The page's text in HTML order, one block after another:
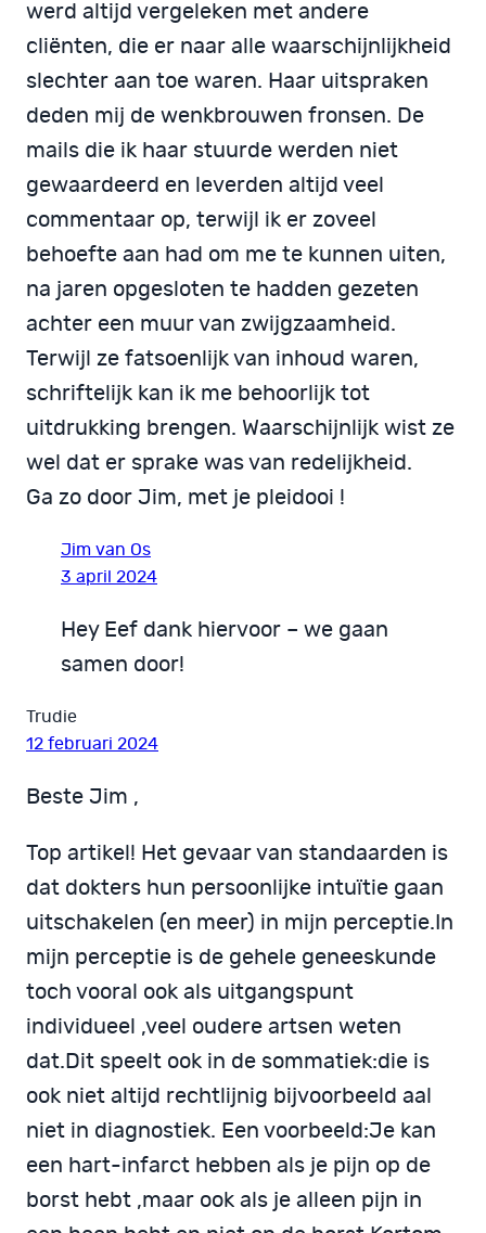
werd altijd vergeleken met andere
cliënten, die er naar alle waarschijnlijkheid
slechter aan toe waren. Haar uitspraken
deden mij de wenkbrouwen fronsen. De
mails die ik haar stuurde werden niet
gewaardeerd en leverden altijd veel
commentaar op, terwijl ik er zoveel
behoefte aan had om me te kunnen uiten,
na jaren opgesloten te hadden gezeten
achter een muur van zwijgzaamheid.
Terwijl ze fatsoenlijk van inhoud waren,
schriftelijk kan ik me behoorlijk tot
uitdrukking brengen. Waarschijnlijk wist ze
wel dat er sprake was van redelijkheid.
Ga zo door Jim, met je pleidooi !
Jim van Os
3 april 2024
Hey Eef dank hiervoor – we gaan
samen door!
Trudie
12 februari 2024
Beste Jim ,
Top artikel! Het gevaar van standaarden is
dat dokters hun persoonlijke intuïtie gaan
uitschakelen (en meer) in mijn perceptie.In
mijn perceptie is de gehele geneeskunde
toch vooral ook als uitgangspunt
individueel ,veel oudere artsen weten
dat.Dit speelt ook in de sommatiek:die is
ook niet altijd rechtlijnig bijvoorbeeld aal
niet in diagnostiek. Een voorbeeld:Je kan
een hart-infarct hebben als je pijn op de
borst hebt ,maar ook als je alleen pijn in